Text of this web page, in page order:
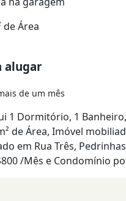
de Área
alugar
de um mês
1 Dormitório, 1
de Área, Imóvel
em Rua Três,
/Mês e Condomínio